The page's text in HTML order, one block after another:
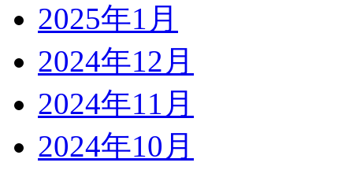
2025年1月
2024年12月
2024年11月
2024年10月